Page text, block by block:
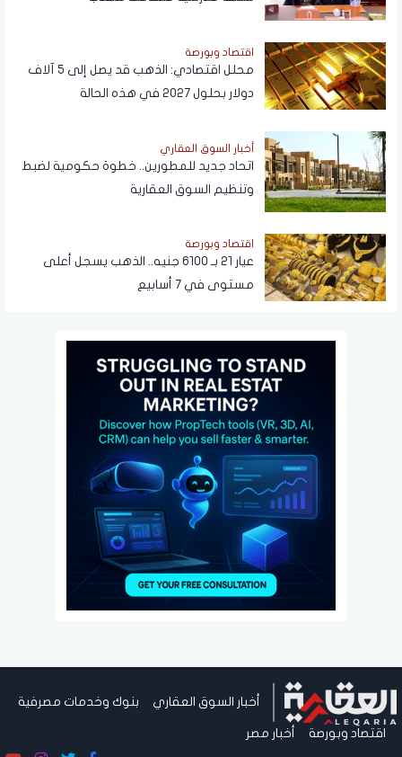
اقتصاد وبورصة
محلل اقتصادي: الذهب قد يصل إلى 5 آلاف
دولار بحلول 2027 في هذه الحالة
أخبار السوق العقاري
اتحاد جديد للمطورين.. خطوة حكومية لضبط
وتنظيم السوق العقارية
اقتصاد وبورصة
عيار 21 بـ 6100 جنيه.. الذهب يسجل أعلى
مستوى في 7 أسابيع
أخبار السوق العقاري بنوك وخدمات مصرفية
اقتصاد وبورصة أخبار مصر